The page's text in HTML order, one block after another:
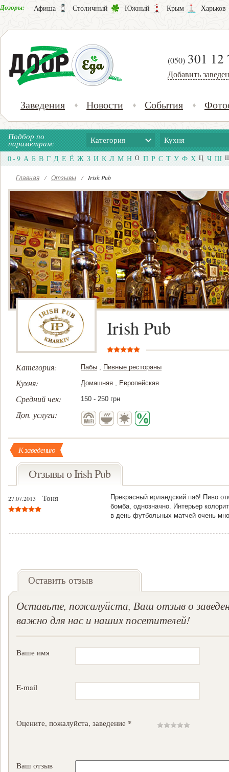
Дозоры: Афиша Столичный Южный Крым Харьков
(050) 301 12
Добавить
Заведения Новости События
Подбор по
параметрам: Категория Кухня
0 - 9 А Б В Г Д Е Ё Ж З И К Л М Н О П Р С Т У Ф Х Ц Ч Ш
Главная / Отзывы / Irish Pub
Irish Pub
Категория: Пабы , Пивные рестораны
Кухня: Домашняя , Европейская
Средний чек: 150 - 250 грн
Доп. услуги:
К заведению
Отзывы о Irish Pub
27.07.2013 Тоня
Прекрасный ирландский паб! Пиво
бомба, однозначно. Интерьер
в день футбольных матчей очень
Оставить отзыв
Оставьте, пожалуйста, Ваш отзыв о
важно для нас и наших посетителей!
Ваше имя
E-mail
Оцените, пожалуйста, заведение *
Ваш отзыв